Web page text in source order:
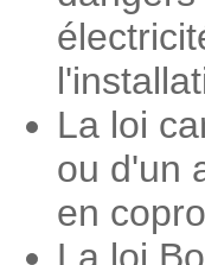
La loi
ou d'un
en